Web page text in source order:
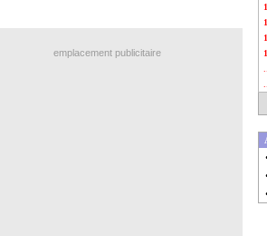
emplacement publicitaire